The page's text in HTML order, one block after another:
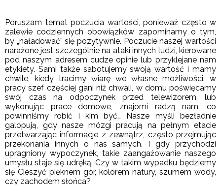
Poruszam temat poczucia wartości, ponieważ często w
zalewie codziennych obowiązków zapominamy o tym,
by „naładować” się pozytywnie. Poczucie naszej wartości
narażone jest szczególnie na ataki innych ludzi, kierowane
pod naszym adresem cudze opinie lub przyklejane nam
etykiety. Sami także sabotujemy swoją wartość i mamy
chwile, kiedy tracimy wiarę we własne możliwości: w
pracy szef częściej gani niż chwali, w domu poświęcamy
swój czas na odpoczynek przed telewizorem, lub
wykonując prace domowe, znajomi radzą nam, co
powinniśmy robić i kim być… Nasze myśli bezładnie
galopują, gdy nasze mózgi pracują na pełnym etacie
przetwarzając informacje z zewnątrz, często przejmując
przekonania innych o nas samych. I gdy przychodzi
upragniony wypoczynek, takie zaangażowanie naszego
umysłu staje się udręką. Czy w takim wypadku będziemy
się Cieszyć pięknem gór, kolorem natury, szumem wody,
czy zachodem słońca?